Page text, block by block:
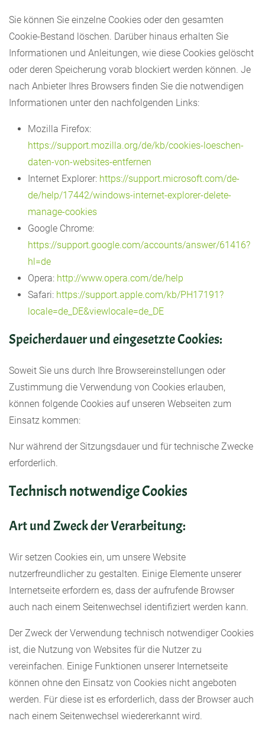
Sie können Sie einzelne Cookies oder den gesamten
Cookie-Bestand löschen. Darüber hinaus erhalten Sie
Informationen und Anleitungen, wie diese Cookies gelöscht
oder deren Speicherung vorab blockiert werden können. Je
nach Anbieter Ihres Browsers finden Sie die notwendigen
Informationen unter den nachfolgenden Links:
Mozilla Firefox:
https://support.mozilla.org/de/kb/cookies-loeschen-
daten-von-websites-entfernen
Internet Explorer: https://support.microsoft.com/de-
de/help/17442/windows-internet-explorer-delete-
manage-cookies
Google Chrome:
https://support.google.com/accounts/answer/61416?
hl=de
Opera: http://www.opera.com/de/help
Safari: https://support.apple.com/kb/PH17191?
locale=de_DE&viewlocale=de_DE
Speicherdauer und eingesetzte Cookies:
Soweit Sie uns durch Ihre Browsereinstellungen oder
Zustimmung die Verwendung von Cookies erlauben,
können folgende Cookies auf unseren Webseiten zum
Einsatz kommen:
Nur während der Sitzungsdauer und für technische Zwecke
erforderlich.
Technisch notwendige Cookies
Art und Zweck der Verarbeitung:
Wir setzen Cookies ein, um unsere Website
nutzerfreundlicher zu gestalten. Einige Elemente unserer
Internetseite erfordern es, dass der aufrufende Browser
auch nach einem Seitenwechsel identifiziert werden kann.
Der Zweck der Verwendung technisch notwendiger Cookies
ist, die Nutzung von Websites für die Nutzer zu
vereinfachen. Einige Funktionen unserer Internetseite
können ohne den Einsatz von Cookies nicht angeboten
werden. Für diese ist es erforderlich, dass der Browser auch
nach einem Seitenwechsel wiedererkannt wird.